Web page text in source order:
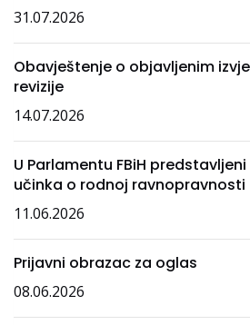
31.07.2026
Obavještenje o objavljenim
revizije
14.07.2026
U Parlamentu FBiH
učinka o rodnoj ravnopravnosti
11.06.2026
Prijavni obrazac za oglas
08.06.2026